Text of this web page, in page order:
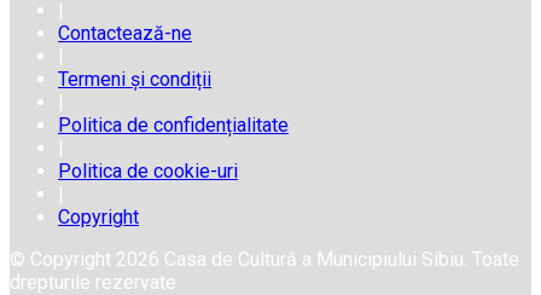
|
Contactează-ne
|
Termeni și condiții
|
Politica de confidențialitate
|
Politica de cookie-uri
|
Copyright
© Copyright 2026 Casa de Cultură a Municipiului Sibiu. Toate
drepturile rezervate